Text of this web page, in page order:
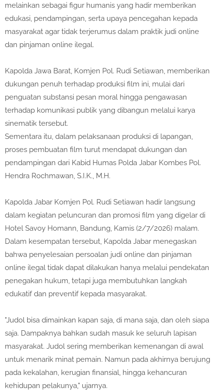
melainkan sebagai figur humanis yang hadir memberikan
edukasi, pendampingan, serta upaya pencegahan kepada
masyarakat agar tidak terjerumus dalam praktik judi online
dan pinjaman online ilegal.
Kapolda Jawa Barat, Komjen Pol. Rudi Setiawan, memberikan
dukungan penuh terhadap produksi film ini, mulai dari
penguatan substansi pesan moral hingga pengawasan
terhadap komunikasi publik yang dibangun melalui karya
sinematik tersebut.
Sementara itu, dalam pelaksanaan produksi di lapangan,
proses pembuatan film turut mendapat dukungan dan
pendampingan dari Kabid Humas Polda Jabar Kombes Pol.
Hendra Rochmawan, S.I.K., M.H.
Kapolda Jabar Komjen Pol. Rudi Setiawan hadir langsung
dalam kegiatan peluncuran dan promosi film yang digelar di
Hotel Savoy Homann, Bandung, Kamis (2/7/2026) malam.
Dalam kesempatan tersebut, Kapolda Jabar menegaskan
bahwa penyelesaian persoalan judi online dan pinjaman
online ilegal tidak dapat dilakukan hanya melalui pendekatan
penegakan hukum, tetapi juga membutuhkan langkah
edukatif dan preventif kepada masyarakat.
"Judol bisa dimainkan kapan saja, di mana saja, dan oleh siapa
saja. Dampaknya bahkan sudah masuk ke seluruh lapisan
masyarakat. Judol sering memberikan kemenangan di awal
untuk menarik minat pemain. Namun pada akhirnya berujung
pada kekalahan, kerugian finansial, hingga kehancuran
kehidupan pelakunya," ujarnya.